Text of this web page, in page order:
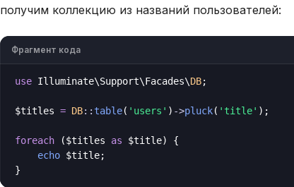
получим коллекцию из названий пользователей:
Фрагмент кода
use Illuminate\Support\Facades\DB;
$titles = DB::table( 'users' ) ->pluck( 'title' );
foreach ($titles as $title) {
echo $title;